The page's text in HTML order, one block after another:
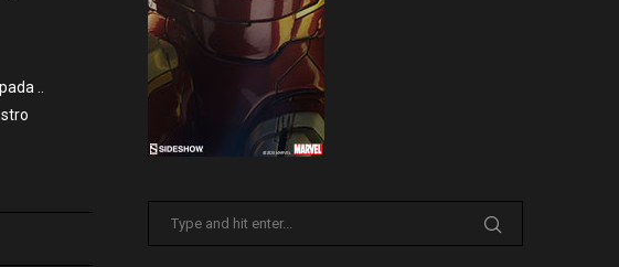
..